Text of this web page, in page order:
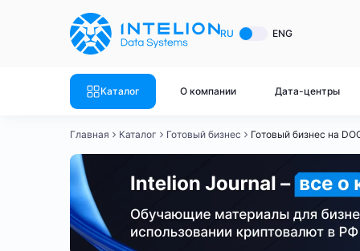
RU ENG
Каталог О компании Дата-центры
ASIC майнеры
Canaan
Innosilicon
Готовый
Готовый
Готовый
Готовый
Главная Каталог Готовый бизнес Готовый бизнес на